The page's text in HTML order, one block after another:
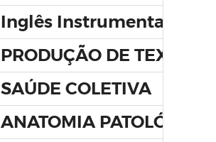
Inglês Instrumental
PRODUÇÃO DE TEXTO I
SAÚDE COLETIVA
ANATOMIA PATOLÓGICA